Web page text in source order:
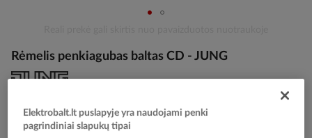
the
beginning
images
gallery
Rėmelis penkiagubas baltas CD - JUNG
000218
EAN kodas
Gamintojo prekės kodas
Elektrobalt.lt puslapyje yra naudojami penki
pagrindiniai slapukų tipai